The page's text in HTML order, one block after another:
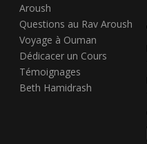
Aroush
Questions au Rav Aroush
Voyage à Ouman
Dédicacer un Cours
Témoignages
Beth Hamidrash